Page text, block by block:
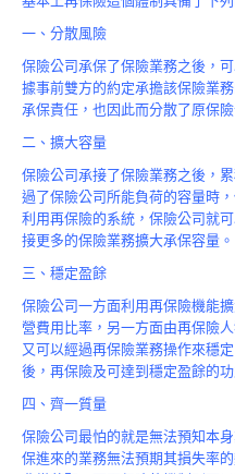
服務項目
Service
火災保額
估算系統
商品簡介
Product
一、分散風險
保險公司承保了保險業務之後，
據事前雙方的約定承擔該保險業
承保責任，也因此而分散了原保
二、擴大容量
保險公司承接了保險業務之後，
過了保險公司所能負荷的容量時
利用再保險的系統，保險公司就
接更多的保險業務擴大承保容量。
三、穩定盈餘
保險公司一方面利用再保險機能
營費用比率，另一方面由再保險
又可以經過再保險業務操作來穩
後，再保險及可達到穩定盈餘的功
四、齊一質量
保險公司最怕的就是無法預知本
保進來的業務無法預期其損失率